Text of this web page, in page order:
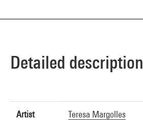
Detailed description
Artist
Teresa Margolles